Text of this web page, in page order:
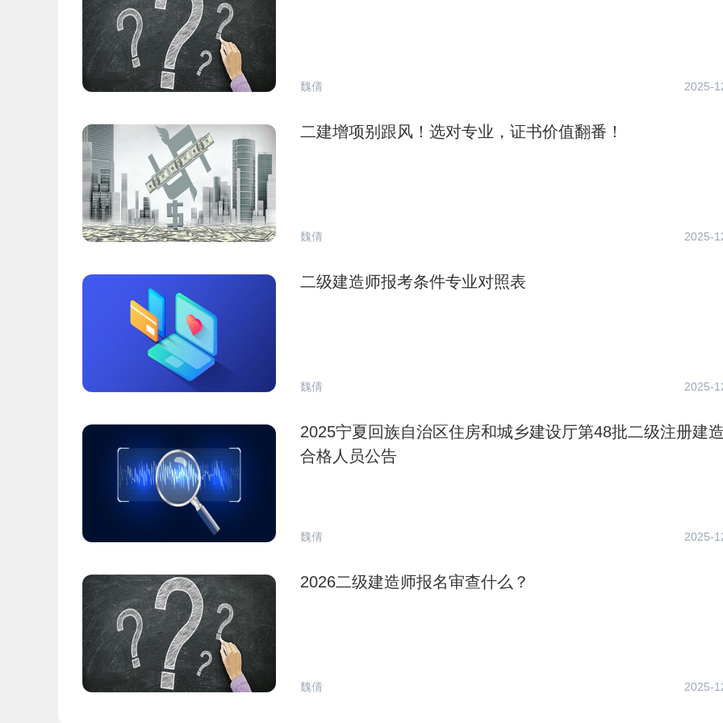
魏倩 2025-
二建增项别跟风！选对专业，证书价值翻番！
魏倩 2025-
二级建造师报考条件专业对照表
魏倩 2025-
2025宁夏回族自治区住房和城乡建设厅第48批二级注册建
合格人员公告
魏倩 2025-
2026二级建造师报名审查什么？
魏倩 2025-